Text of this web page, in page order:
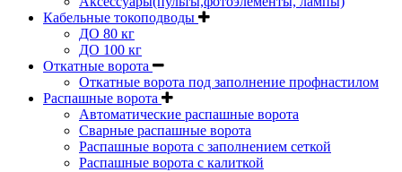
Кабельные токоподводы
ДО 80 кг
ДО 100 кг
Откатные ворота
Откатные ворота под заполнение профнастилом
Распашные ворота
Автоматические распашные ворота
Сварные распашные ворота
Распашные ворота с заполнением сеткой
Распашные ворота с калиткой